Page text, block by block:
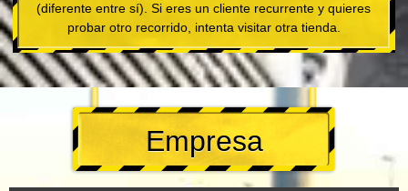
(diferente entre sí). Si eres un cliente recurrente y quieres
probar otro recorrido, intenta visitar otra tienda.
Empresa